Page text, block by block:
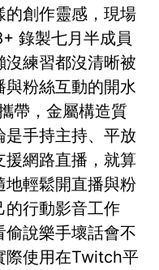
的創作靈感，現場
錄製七月半成員
練習都沒清晰被
粉絲互動的開水
帶，金屬構造質
是手持主持、平放
援網路直播，就算
地輕鬆開直播與粉
的行動影音工作
偷說樂手壞話會不
際使用在Twitch平